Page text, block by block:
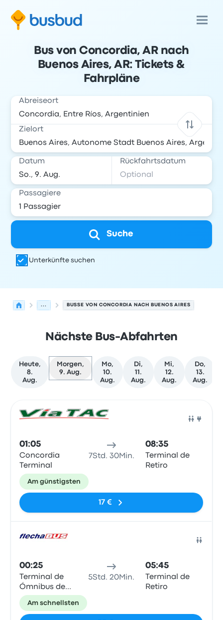
Bus von Concordia, AR nach
Buenos Aires, AR: Tickets &
Fahrpläne
Abreiseort
Zielort
Datum Rückfahrtsdatum
Passagiere
Suche
Unterkünfte suchen
... BUSSE VON CONCORDIA NACH BUENOS AIRES
Nächste Bus-Abfahrten
Heute,
8.
Aug.
Morgen,
9. Aug.
Mo,
10.
Aug.
Di,
11.
Aug.
Mi,
12.
Aug.
Do,
13.
Aug.
01:05
Concordia
Terminal
7Std. 30Min.
08:35
Terminal de
Retiro
Am günstigsten
17 €
00:25
Terminal de
Ómnibus de
Concordia
5Std. 20Min.
05:45
Terminal de
Retiro
Am schnellsten